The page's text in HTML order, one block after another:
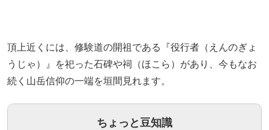
頂上近くには、修験道の開祖である『役行者（えんのぎょ
うじゃ）』を祀った石碑や祠（ほこら）があり、今もなお
続く山岳信仰の一端を垣間見れます。
ちょっと豆知識